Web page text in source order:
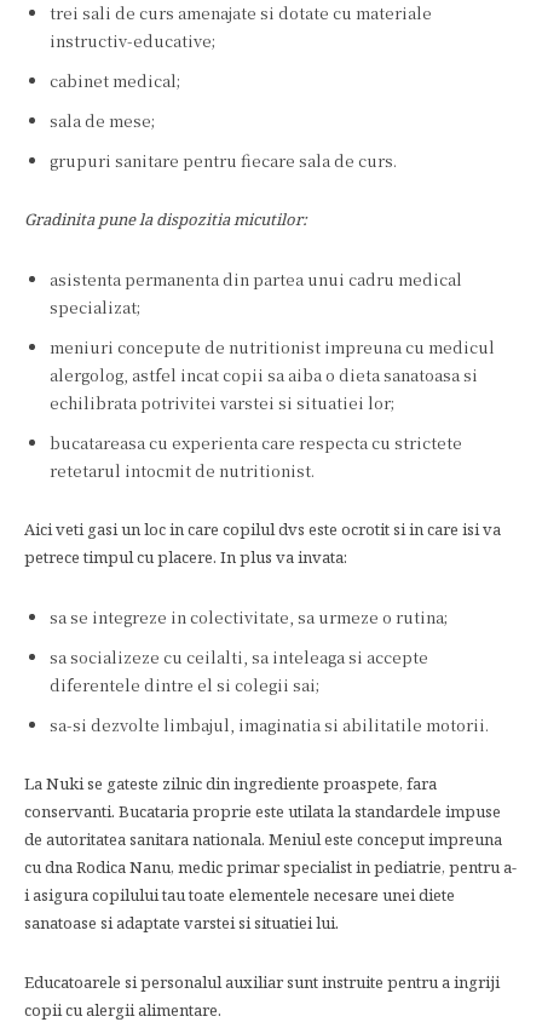
trei sali de curs amenajate si dotate cu materiale
instructiv-educative;
cabinet medical;
sala de mese;
grupuri sanitare pentru fiecare sala de curs.
Gradinita pune la dispozitia micutilor:
asistenta permanenta din partea unui cadru medical
specializat;
meniuri concepute de nutritionist impreuna cu medicul
alergolog, astfel incat copii sa aiba o dieta sanatoasa si
echilibrata potrivitei varstei si situatiei lor;
bucatareasa cu experienta care respecta cu strictete
retetarul intocmit de nutritionist.
Aici veti gasi un loc in care copilul dvs este ocrotit si in care isi va
petrece timpul cu placere. In plus va invata:
sa se integreze in colectivitate, sa urmeze o rutina;
sa socializeze cu ceilalti, sa inteleaga si accepte
diferentele dintre el si colegii sai;
sa-si dezvolte limbajul, imaginatia si abilitatile motorii.
La Nuki se gateste zilnic din ingrediente proaspete, fara
conservanti. Bucataria proprie este utilata la standardele impuse
de autoritatea sanitara nationala. Meniul este conceput impreuna
cu dna Rodica Nanu, medic primar specialist in pediatrie, pentru a-
i asigura copilului tau toate elementele necesare unei diete
sanatoase si adaptate varstei si situatiei lui.
Educatoarele si personalul auxiliar sunt instruite pentru a ingriji
copii cu alergii alimentare.